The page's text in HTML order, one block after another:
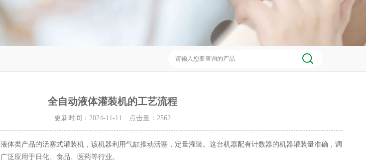
全自动液体灌装机的工艺流程
更新时间：2024-11-11 点击量： 2562
体类产品的活塞式灌装机，该机器利用气缸推动活塞，定量灌装。这台机器配有计数器的机器灌装量准确，调
泛应用于日化、食品、医药等行业。